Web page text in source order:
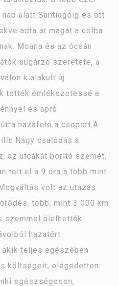
alatt Santiagóig és ott
adta át magát a célba
Moana és az óceán
sugárzó szeretete, a
kialakult új
tették emlékezetessé a
és apró
hazafelé a csoport.A
csalódás a
az utcákat borító szemét,
telt el a 9 óra a több mint
volt az utazás
több, mint 3 000 km
szemmel ölelhették
hazatért
teljes egészében
költségeit, elégedetten
egészségesen,